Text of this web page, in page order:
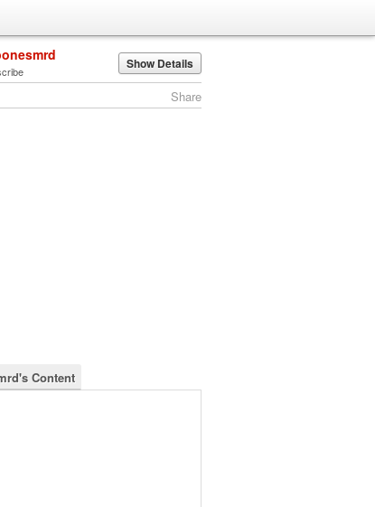
Show Details
Share
Content